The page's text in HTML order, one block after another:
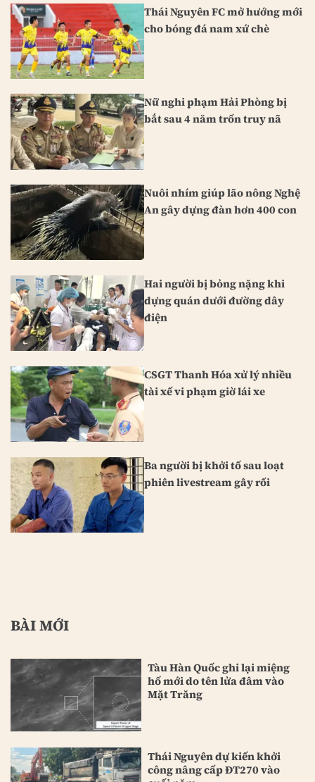
Thái Nguyên FC mở hướng mới
cho bóng đá nam xứ chè
Nữ nghi phạm Hải Phòng bị
bắt sau 4 năm trốn truy nã
Nuôi nhím giúp lão nông Nghệ
An gây dựng đàn hơn 400 con
Hai người bị bỏng nặng khi
dựng quán dưới đường dây
điện
CSGT Thanh Hóa xử lý nhiều
tài xế vi phạm giờ lái xe
Ba người bị khởi tố sau loạt
phiên livestream gây rối
BÀI MỚI
Tàu Hàn Quốc ghi lại miệng
hố mới do tên lửa đâm vào
Mặt Trăng
Thái Nguyên dự kiến khởi
công nâng cấp ĐT270 vào